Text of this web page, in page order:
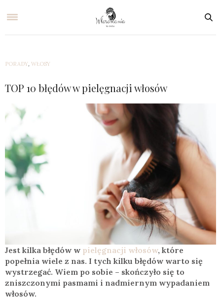
PORADY, WŁOSY
TOP 10 błędów w pielęgnacji włosów
Jest kilka błędów w pielęgnacji włosów, które
popełnia wiele z nas. I tych kilku błędów warto się
wystrzegać. Wiem po sobie – skończyło się to
zniszczonymi pasmami i nadmiernym wypadaniem
włosów.